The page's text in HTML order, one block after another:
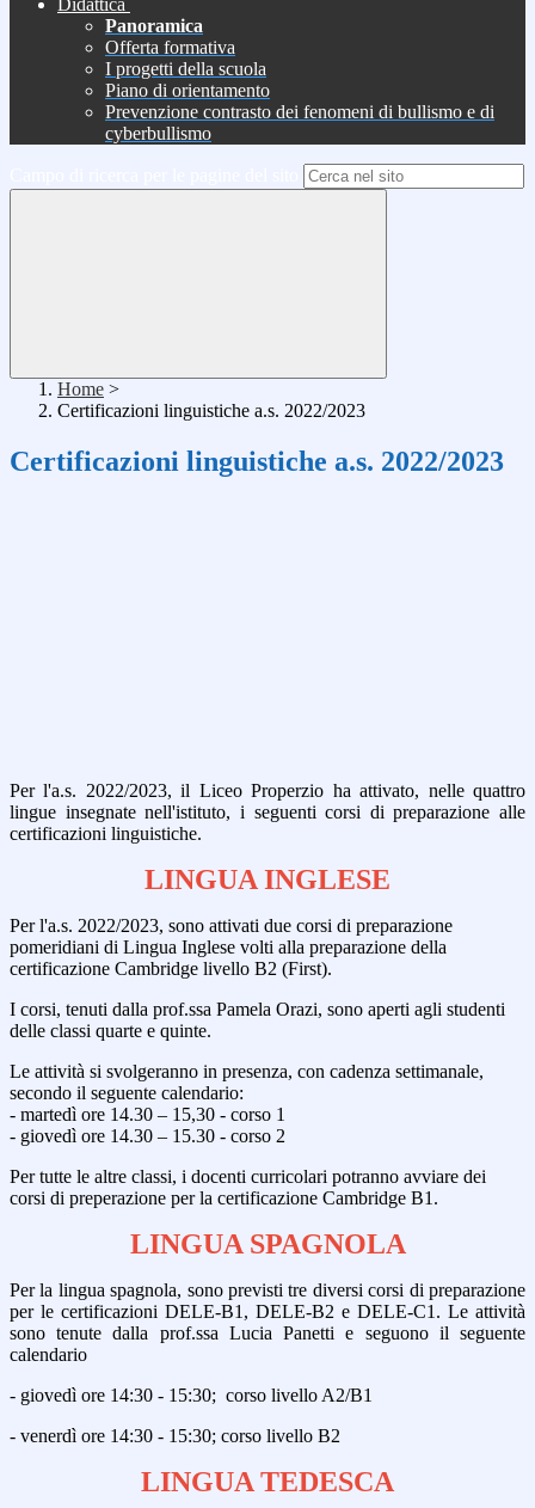
Didattica
Panoramica
Offerta formativa
I progetti della scuola
Piano di orientamento
Prevenzione contrasto dei fenomeni di bullismo e di
cyberbullismo
Home >
Certificazioni linguistiche a.s. 2022/2023
Certificazioni linguistiche a.s. 2022/2023
Per l'a.s. 2022/2023, il Liceo Properzio ha attivato, nelle quattro
lingue insegnate nell'istituto, i seguenti corsi di preparazione alle
certificazioni linguistiche.
LINGUA INGLESE
Per l'a.s. 2022/2023, sono attivati due corsi di preparazione
pomeridiani di Lingua Inglese volti alla preparazione della
certificazione Cambridge livello B2 (First).
I corsi, tenuti dalla prof.ssa Pamela Orazi, sono aperti agli studenti
delle classi quarte e quinte.
Le attività si svolgeranno in presenza, con cadenza settimanale,
secondo il seguente calendario:
- martedì ore 14.30 – 15,30 - corso 1
- giovedì ore 14.30 – 15.30 - corso 2
Per tutte le altre classi, i docenti curricolari potranno avviare dei
corsi di preperazione per la certificazione Cambridge B1.
LINGUA SPAGNOLA
Per la lingua spagnola, sono previsti tre diversi corsi di preparazione
per le certificazioni DELE-B1, DELE-B2 e DELE-C1. Le attività
sono tenute dalla prof.ssa Lucia Panetti e seguono il seguente
calendario
- giovedì ore 14:30 - 15:30; corso livello A2/B1
- venerdì ore 14:30 - 15:30; corso livello B2
LINGUA TEDESCA